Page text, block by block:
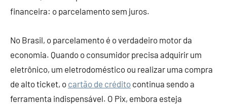
financeira: o parcelamento sem juros.
No Brasil, o parcelamento é o verdadeiro motor da
economia. Quando o consumidor precisa adquirir um
eletrônico, um eletrodoméstico ou realizar uma compra
de alto ticket, o cartão de crédito continua sendo a
ferramenta indispensável. O Pix, embora esteja